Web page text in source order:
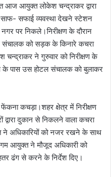
आज आयुक्त लोकेश चन्द्राकर द्वारा
सफाई व्यवस्था देखने स्टेशन
पर निकले।निरीक्षण के दौरान
संचालक को सड़क के किनारे कचरा
ने गुरुवार को निरीक्षण के
के पास उस होटल संचालक को बुलाकर
कचड़ा।शहर क्षेत्र में निरीक्षण
दुकान से निकलने वाला कचरा
ने अधिकारियों को नजर रखने के साथ
आयुक्त ने मौजूद अधिकारी को
ढंग से करने के निर्देश दिए।